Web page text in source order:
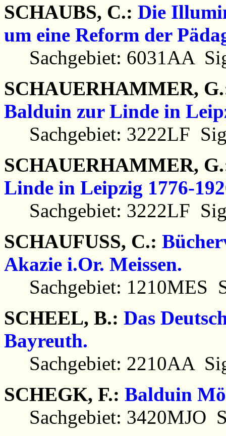
SCHAUBS, C.: Die
um eine Reform der
Sachgebiet: 6031AA
SCHAUERHAMMER,
Balduin zur Linde in
Sachgebiet: 3222LF
SCHAUERHAMMER,
Linde in Leipzig 1776-
Sachgebiet: 3222LF
SCHAUFUSS, C.:
Akazie i.Or. Meissen.
Sachgebiet: 1210MES
SCHEEL, B.: Das
Bayreuth.
Sachgebiet: 2210AA
SCHEGK, F.: Balduin
Sachgebiet: 3420MJO